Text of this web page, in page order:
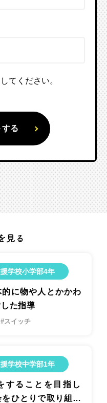
てください。
見る
学校小学部4年
的に物や人とかかわ
た指導
#スイッチ
学校中学部1年
することを目指し
ひとりで取り組む